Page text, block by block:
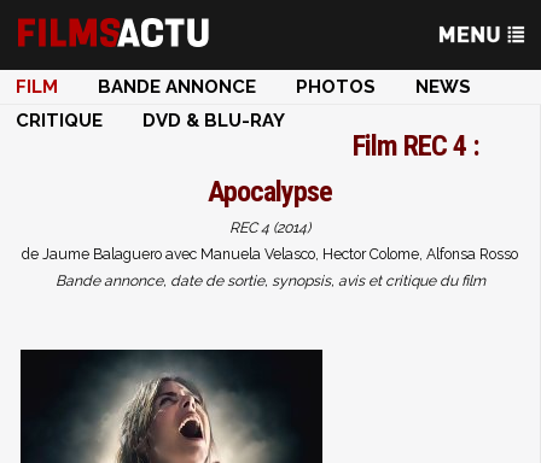
FILM BANDE ANNONCE PHOTOS
NEWS
CRITIQUE
DVD & BLU-RAY
Film REC 4 :
Apocalypse
REC 4 (2014)
de Jaume Balaguero avec Manuela Velasco, Hector Colome, Alfonsa Rosso
Bande annonce, date de sortie, synopsis, avis et critique du film